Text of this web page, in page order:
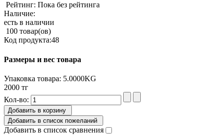
Рейтинг: Пока без рейтинга
Наличие:
есть в наличии
100 товар(ов)
Код продукта:48
Размеры и вес товара
Упаковка товара: 5.0000KG
2000 тг
Кол-во:
Добавить в корзину
Добавить в список пожеланий
Добавить в список сравнения